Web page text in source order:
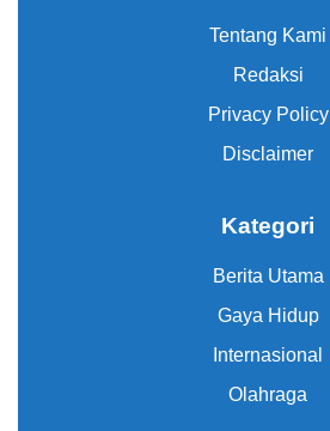
Tentang Kami
Redaksi
Privacy Policy
Disclaimer
Kategori
Berita Utama
Gaya Hidup
Internasional
Olahraga